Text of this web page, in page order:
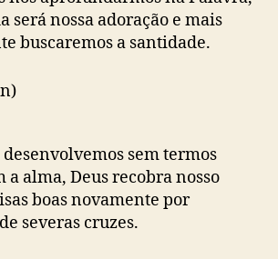
será nossa adoração e mais
buscaremos a santidade.
desenvolvemos sem termos
a alma, Deus recobra nosso
boas novamente por
severas cruzes.